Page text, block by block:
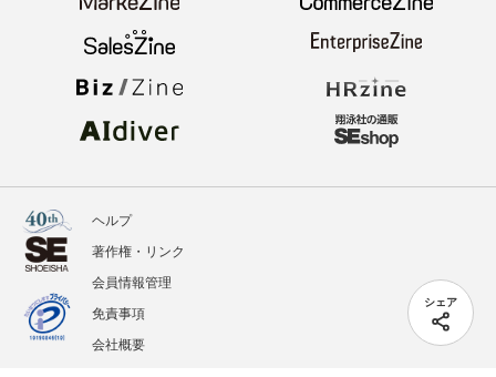
シェア
ヘルプ
著作権・リンク
会員情報管理
免責事項
会社概要